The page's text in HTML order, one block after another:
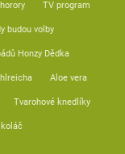
TV program
budou volby
Honzy Dědka
Aloe vera
Tvarohové knedlíky